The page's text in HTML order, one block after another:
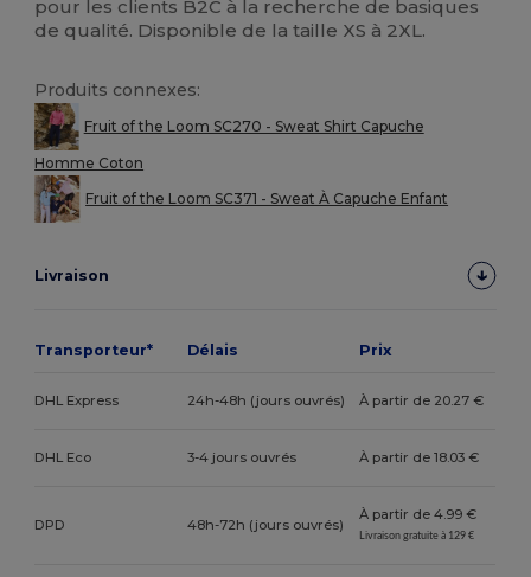
pour les clients B2C à la recherche de basiques
de qualité. Disponible de la taille XS à 2XL.
Produits connexes:
Fruit of the Loom SC270 - Sweat Shirt Capuche
Homme Coton
Fruit of the Loom SC371 - Sweat À Capuche Enfant
Livraison
Transporteur* Délais Prix
DHL Express 24h-48h (jours ouvrés) À partir de 20.27 €
DHL Eco 3-4 jours ouvrés À partir de 18.03 €
DPD 48h-72h (jours ouvrés)
À partir de 4.99 €
Livraison gratuite à 129 €